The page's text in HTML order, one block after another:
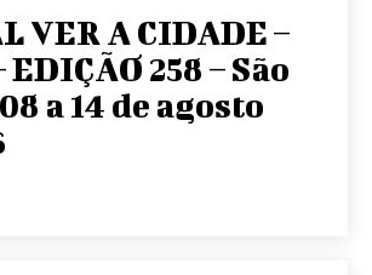
VER A CIDADE –
EDIÇÃO 258 – São
a 14 de agosto